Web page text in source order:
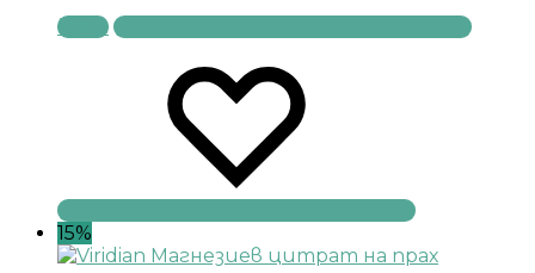
Купи
15%